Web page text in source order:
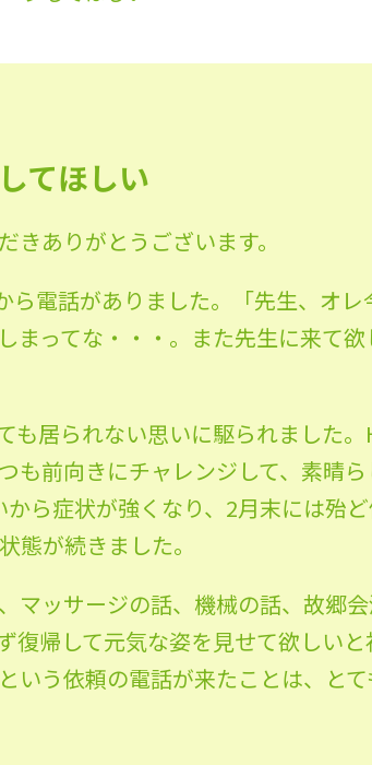
てほしい
きありがとうございます。
ら電話がありました。「先生、オ
まってな・・・。また先生に来て
も居られない思いに駆られました
も前向きにチャレンジして、素晴
ら症状が強くなり、2月末には殆
態が続きました。
マッサージの話、機械の話、故郷
復帰して元気な姿を見せて欲しい
いう依頼の電話が来たことは、とて